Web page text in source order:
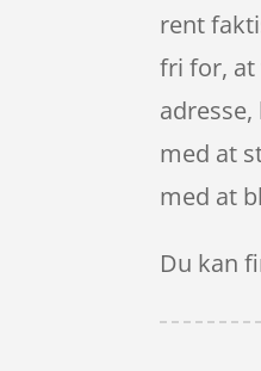
rent
fri for, at
med at
med at
Du kan